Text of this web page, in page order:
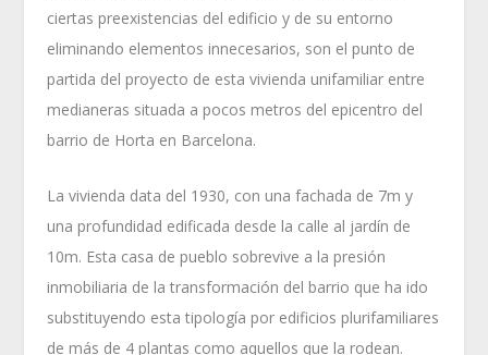
ciertas preexistencias del edificio y de su entorno
eliminando elementos innecesarios, son el punto de
partida del proyecto de esta vivienda unifamiliar entre
medianeras situada a pocos metros del epicentro del
barrio de Horta en Barcelona.
La vivienda data del 1930, con una fachada de 7m y
una profundidad edificada desde la calle al jardín de
10m. Esta casa de pueblo sobrevive a la presión
inmobiliaria de la transformación del barrio que ha ido
substituyendo esta tipología por edificios plurifamiliares
de más de 4 plantas como aquellos que la rodean.